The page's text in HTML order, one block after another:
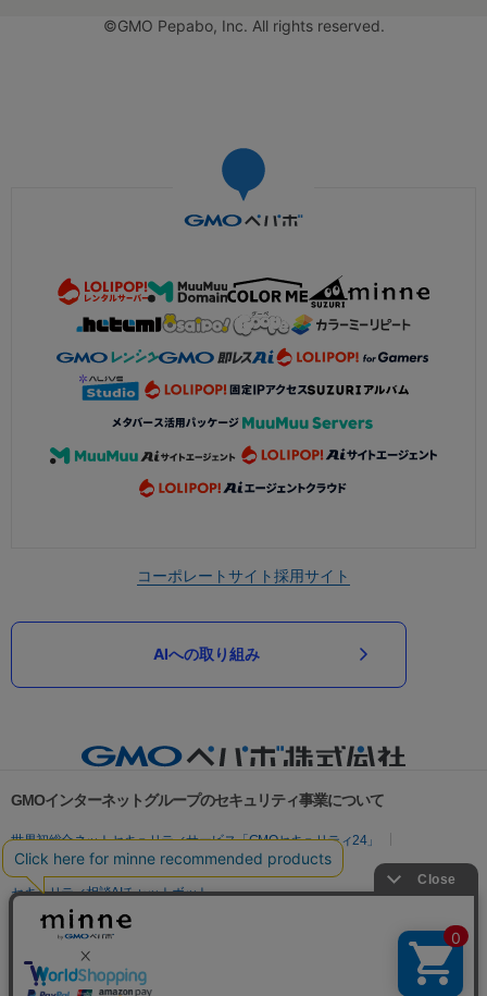
©GMO Pepabo, Inc. All rights reserved.
コーポレートサイト採用サイト
AIへの取り組み
GMOインターネットグループのセキュリティ事業について
世界初総合ネットセキュリティサービス「GMOセキュリティ24」
パスワード漏洩診断
Webサイトリスク診断
セキュリティ相談AIチャットボット
実在証明・盗聴対策
サイバー攻撃対策（GMO Flatt Security）